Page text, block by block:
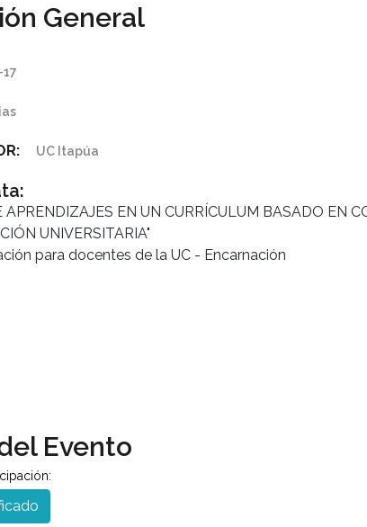
General
UC Itapúa
APRENDIZAJES EN UN CURRÍCULUM BASADO EN
UNIVERSITARIA"
para docentes de la UC - Encarnación
Evento